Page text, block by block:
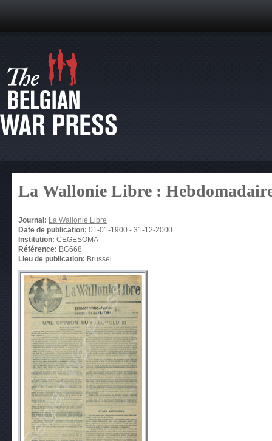
La Wallonie Libre :
Journal: La Wallonie Libre
Date de publication: 01-01-1900 - 31-12-2000
Institution: CEGESOMA
Référence: BG668
Lieu de publication: Brussel